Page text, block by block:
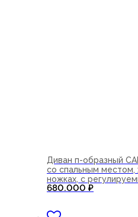
Диван п-образный
со спальным местом,
ножках, с
680.000 ₽